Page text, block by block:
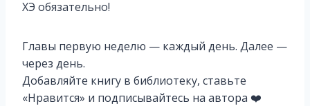
ХЭ обязательно!
Главы первую неделю — каждый день. Далее —
через день.
Добавляйте книгу в библиотеку, ставьте
«Нравится» и подписывайтесь на автора ‍❤️‍